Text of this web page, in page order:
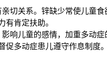
关系。锌缺少常使儿童
肯定扶助。
儿童的感情，加重多动症
动症患儿遵守作息制度